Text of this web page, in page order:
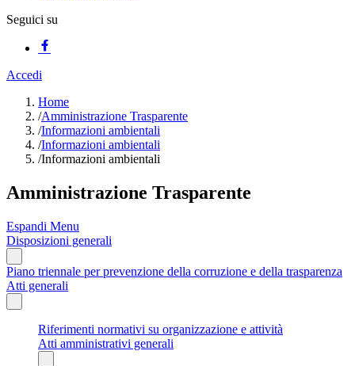
Seguici su
Accedi
Home
/Amministrazione Trasparente
/Informazioni ambientali
/Informazioni ambientali
/Informazioni ambientali
Amministrazione Trasparente
Espandi Menu
Disposizioni generali
Piano triennale per prevenzione della corruzione e della trasparenza
Atti generali
Riferimenti normativi su organizzazione e attività
Atti amministrativi generali